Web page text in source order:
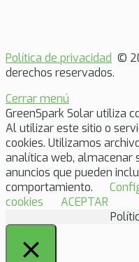
Política de privacidad ©
derechos reservados.
Cerrar menú
GreenSpark Solar utiliza
Al utilizar este sitio o
cookies. Utilizamos
analítica web, almacenar
anuncios que pueden
comportamiento.
cookies
ACEPTAR